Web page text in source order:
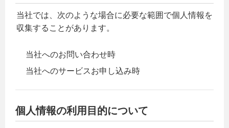
当社では、次のような場合に必要な範囲で個人情報を
収集することがあります。
当社へのお問い合わせ時
当社へのサービスお申し込み時
個人情報の利用目的について